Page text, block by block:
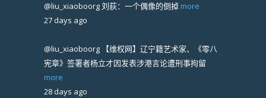
@liu_xiaoboorg刘荻：一个偶像的倒掉 more
27 days ago
@liu_xiaoboorg 【维权网】辽宁籍艺术家、《零八
宪章》签署者杨立才因发表涉港言论遭刑事拘留
more
28 days ago